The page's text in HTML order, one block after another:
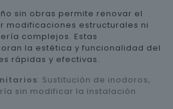
sin obras permite renovar el
modificaciones estructurales ni
complejos. Estas
la estética y funcionalidad del
rápidas y efectivas.
: Sustitución de inodoros,
sin modificar la instalación